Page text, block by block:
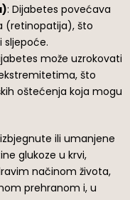
: Dijabetes povećava
(retinopatija), što
sljepoće.
može uzrokovati
što
oštećenja koja mogu
ili umanjene
glukoze u krvi,
načinom života,
prehranom i, u